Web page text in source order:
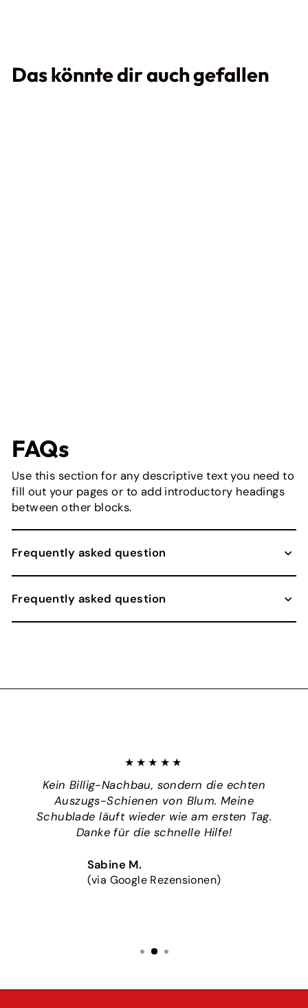
Das könnte dir auch gefallen
FAQs
Use this section for any descriptive text you need to
fill out your pages or to add introductory headings
between other blocks.
Frequently asked question
Frequently asked question
★★★★★
Kein Billig-Nachbau, sondern die echten
Auszugs-Schienen von Blum. Meine
Schublade läuft wieder wie am ersten Tag.
Danke für die schnelle Hilfe!
Sabine M.
(via Google Rezensionen)